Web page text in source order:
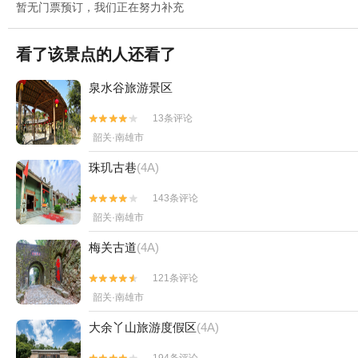
暂无门票预订，我们正在努力补充
看了该景点的人还看了
泉水谷旅游景区


13条评论
韶关·南雄市
珠玑古巷(4A)


143条评论
韶关·南雄市
梅关古道(4A)


121条评论
韶关·南雄市
大余丫山旅游度假区(4A)